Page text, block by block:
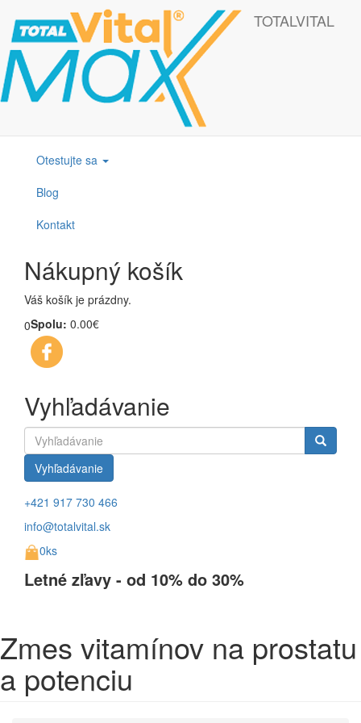
Skočiť na hlavný obsah
Táto webová lokalita používa cookies, ktoré nám pomôžu získať to
najlepšie pri návšteve našich webových stránok.
OK
TOTALVITAL
Otestujte sa
Blog
Kontakt
Nákupný košík
Váš košík je prázdny.
0Spolu: 0.00€
Vyhľadávanie
Vyhľadávanie
+421 917 730 466
info@totalvital.sk
0ks
Letné zľavy - od 10% do 30%
Zmes vitamínov na prostatu
a potenciu